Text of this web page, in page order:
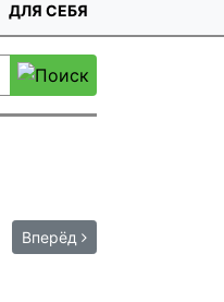
ДЛЯ СЕБЯ
Вперёд